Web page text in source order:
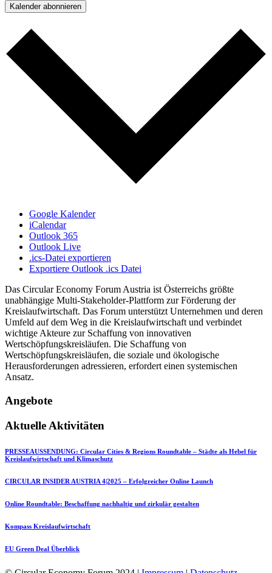
Kalender abonnieren
Google Kalender
iCalendar
Outlook 365
Outlook Live
.ics-Datei exportieren
Exportiere Outlook .ics Datei
Das Circular Economy Forum Austria ist Österreichs größte
unabhängige Multi-Stakeholder-Plattform zur Förderung der
Kreislaufwirtschaft. Das Forum unterstützt Unternehmen und deren
Umfeld auf dem Weg in die Kreislaufwirtschaft und verbindet
wichtige Akteure zur Schaffung von innovativen
Wertschöpfungskreisläufen. Die Schaffung von
Wertschöpfungskreisläufen, die soziale und ökologische
Herausforderungen adressieren, erfordert einen systemischen
Ansatz.
Angebote
Aktuelle Aktivitäten
PRESSEAUSSENDUNG: Circular Cities & Regions Roundtable – Städte als Hebel für
Kreislaufwirtschaft und Klimaschutz
CIRCULAR INSIDER AUSTRIA 4|2025 – Erfolgreicher Online Launch
Online Roundtable: Beschaffung nachhaltig und zirkulär gestalten
Kompass Kreislaufwirtschaft
EU Green Deal Überblick